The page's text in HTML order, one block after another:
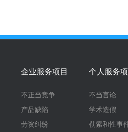
企业服务项目
不正当竞争
产品缺陷
劳资纠纷
个人服务
不当言论
学术造假
勒索和性事